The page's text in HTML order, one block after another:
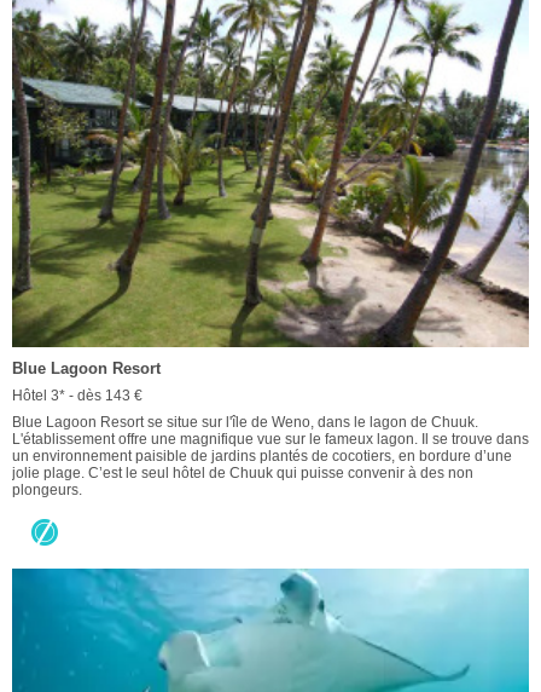
Blue Lagoon Resort
Hôtel 3* - dès 143 €
Blue Lagoon Resort se situe sur l'île de Weno, dans le lagon de Chuuk.
L'établissement offre une magnifique vue sur le fameux lagon. Il se trouve dans
un environnement paisible de jardins plantés de cocotiers, en bordure d’une
jolie plage. C’est le seul hôtel de Chuuk qui puisse convenir à des non
plongeurs.